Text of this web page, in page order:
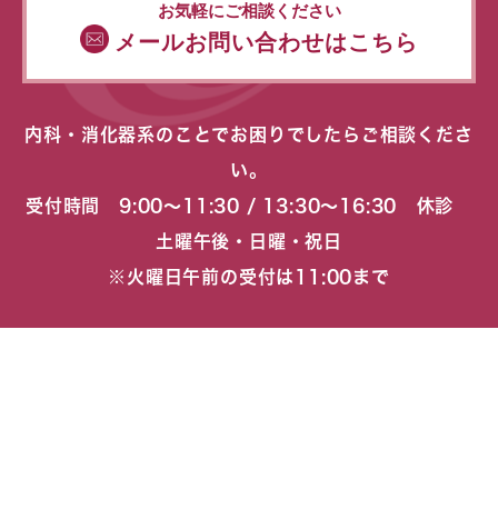
お気軽にご相談ください
メールお問い合わせはこちら
内科・消化器系のことでお困りでしたらご相談くださ
い。
受付時間 9:00〜11:30 / 13:30〜16:30 休診
土曜午後・日曜・祝日
※火曜日午前の受付は11:00まで